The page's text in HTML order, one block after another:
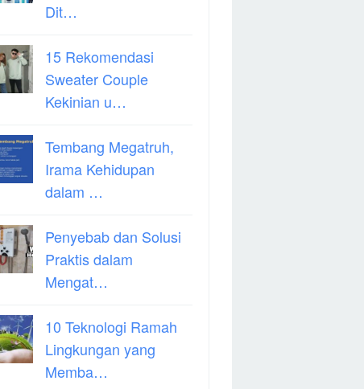
Dit…
15 Rekomendasi
Sweater Couple
Kekinian u…
Tembang Megatruh,
Irama Kehidupan
dalam …
Penyebab dan Solusi
Praktis dalam
Mengat…
10 Teknologi Ramah
Lingkungan yang
Memba…